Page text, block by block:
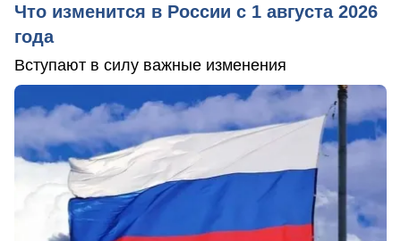
Что изменится в России с 1 августа 2026
года
Вступают в силу важные изменения